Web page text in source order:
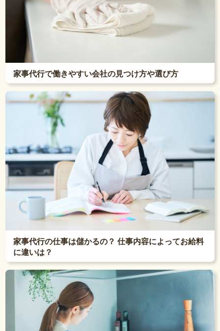
家事代行で働きやすい会社の見つけ方や選び方
家事代行の仕事は儲かるの？ 仕事内容によってお給料
に違いは？